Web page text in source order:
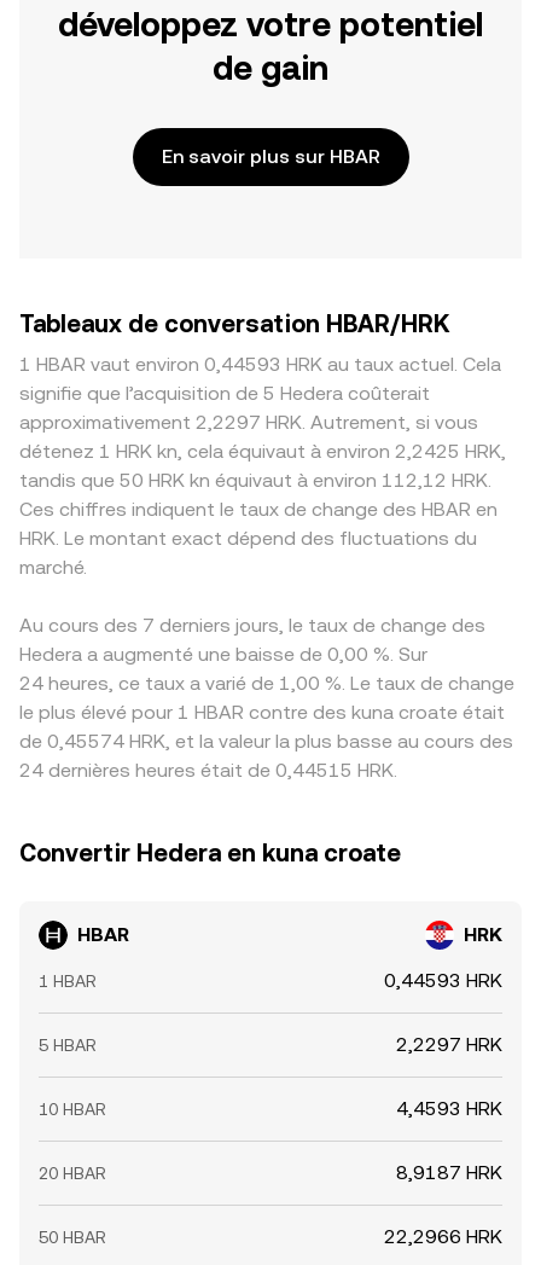
développez votre potentiel
de gain
En savoir plus sur HBAR
Tableaux de conversation HBAR/HRK
1 HBAR vaut environ 0,44593 HRK au taux actuel. Cela
signifie que l’acquisition de 5 Hedera coûterait
approximativement 2,2297 HRK. Autrement, si vous
détenez 1 HRK kn, cela équivaut à environ 2,2425 HRK,
tandis que 50 HRK kn équivaut à environ 112,12 HRK.
Ces chiffres indiquent le taux de change des HBAR en
HRK. Le montant exact dépend des fluctuations du
marché.
Au cours des 7 derniers jours, le taux de change des
Hedera a augmenté une baisse de 0,00 %. Sur
24 heures, ce taux a varié de 1,00 %. Le taux de change
le plus élevé pour 1 HBAR contre des kuna croate était
de 0,45574 HRK, et la valeur la plus basse au cours des
24 dernières heures était de 0,44515 HRK.
Convertir Hedera en kuna croate
HBAR HRK
1 HBAR 0,44593 HRK
5 HBAR 2,2297 HRK
10 HBAR 4,4593 HRK
20 HBAR 8,9187 HRK
50 HBAR 22,2966 HRK